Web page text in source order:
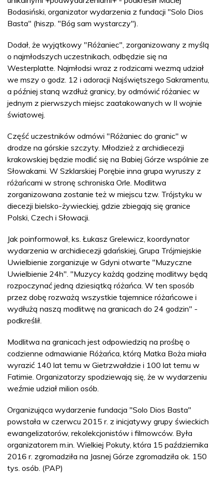
Bodasiński, organizator wydarzenia z fundacji "Solo Dios
Basta" (hiszp. "Bóg sam wystarczy").
Dodał, że wyjątkowy "Różaniec", zorganizowany z myślą
o najmłodszych uczestnikach, odbędzie się na
Westerplatte. Najmłodsi wraz z rodzicami wezmą udział
we mszy o godz. 12 i adoracji Najświętszego Sakramentu,
a później staną wzdłuż granicy, by odmówić różaniec w
jednym z pierwszych miejsc zaatakowanych w II wojnie
światowej.
Część uczestników odmówi "Różaniec do granic" w
drodze na górskie szczyty. Młodzież z archidiecezji
krakowskiej będzie modlić się na Babiej Górze wspólnie ze
Słowakami. W Szklarskiej Porębie inna grupa wyruszy z
różańcami w stronę schroniska Orle. Modlitwa
zorganizowana zostanie też w miejscu tzw. Trójstyku w
diecezji bielsko-żywieckiej, gdzie zbiegają się granice
Polski, Czech i Słowacji.
Jak poinformował, ks. Łukasz Grelewicz, koordynator
wydarzenia w archidiecezji gdańskiej, Grupa Trójmiejskie
Uwielbienie zorganizuje w Gdyni otwarte "Muzyczne
Uwielbienie 24h". "Muzycy każdą godzinę modlitwy będą
rozpoczynać jedną dziesiątką różańca. W ten sposób
przez dobę rozważą wszystkie tajemnice różańcowe i
wydłużą naszą modlitwę na granicach do 24 godzin" -
podkreślił.
Modlitwa na granicach jest odpowiedzią na prośbę o
codzienne odmawianie Różańca, którą Matka Boża miała
wyrazić 140 lat temu w Gietrzwałdzie i 100 lat temu w
Fatimie. Organizatorzy spodziewają się, że w wydarzeniu
weźmie udział milion osób.
Organizująca wydarzenie fundacja "Solo Dios Basta"
powstała w czerwcu 2015 r. z inicjatywy grupy świeckich
ewangelizatorów, rekolekcjonistów i filmowców. Była
organizatorem m.in. Wielkiej Pokuty, która 15 października
2016 r. zgromadziła na Jasnej Górze zgromadziła ok. 150
tys. osób. (PAP)